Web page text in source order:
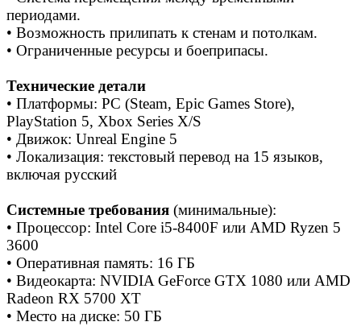
периодами.
• Возможность прилипать к стенам и потолкам.
• Ограниченные ресурсы и боеприпасы.
Технические детали
• Платформы: PC (Steam, Epic Games Store),
PlayStation 5, Xbox Series X/S
• Движок: Unreal Engine 5
• Локализация: текстовый перевод на 15 языков,
включая русский
Системные требования (минимальные):
• Процессор: Intel Core i5-8400F или AMD Ryzen 5
3600
• Оперативная память: 16 ГБ
• Видеокарта: NVIDIA GeForce GTX 1080 или AMD
Radeon RX 5700 XT
• Место на диске: 50 ГБ